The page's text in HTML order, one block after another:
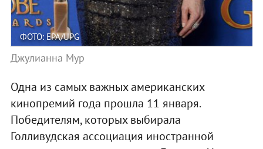
ФОТО: EPA/UPG
Джулианна Мур
Одна из самых важных американских
кинопремий года прошла 11 января.
Победителям, которых выбирала
Голливудская ассоциация иностранной